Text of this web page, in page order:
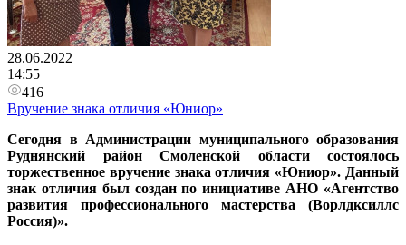
28.06.2022
14:55
416
Вручение знака отличия «Юниор»
​Сегодня в Администрации муниципального образования
Руднянский район Смоленской области состоялось
торжественное вручение знака отличия «Юниор». Данный
знак отличия был создан по инициативе АНО «Агентство
развития профессионального мастерства (Ворлдксиллс
Россия)».